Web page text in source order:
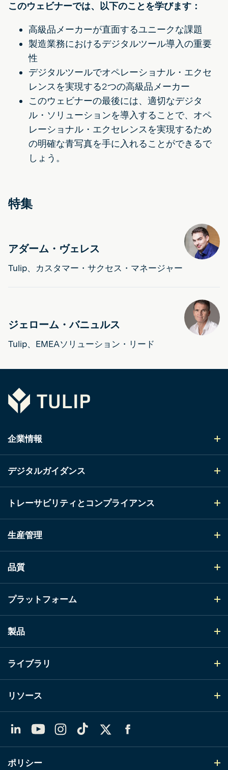
このウェビナーでは、以下のことを学びます：
高級品メーカーが直面するユニークな課題
製造業務におけるデジタルツール導入の重要
性
デジタルツールでオペレーショナル・エクセ
レンスを実現する2つの高級品メーカー
このウェビナーの最後には、適切なデジタ
ル・ソリューションを導入することで、オペ
レーショナル・エクセレンスを実現するため
の明確な青写真を手に入れることができるで
しょう。
特集
アダーム・ヴェレス
Tulip、カスタマー・サクセス・マネージャー
ジェローム・バニュルス
Tulip、EMEAソリューション・リード
Tulip
企業情報
デジタルガイダンス
トレーサビリティとコンプライアンス
生産管理
品質
プラットフォーム
製品
ライブラリ
リソース
YouTubeInstagram
TikTok
ポリシー